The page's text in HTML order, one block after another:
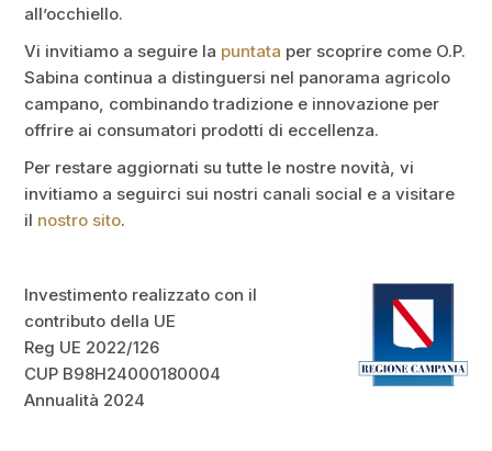
all’occhiello.
Vi invitiamo a seguire la puntata per scoprire come O.P.
Sabina continua a distinguersi nel panorama agricolo
campano, combinando tradizione e innovazione per
offrire ai consumatori prodotti di eccellenza.
Per restare aggiornati su tutte le nostre novità, vi
invitiamo a seguirci sui nostri canali social e a visitare
il nostro sito.
Investimento realizzato con il
contributo della UE
Reg UE 2022/126
CUP B98H24000180004
Annualità 2024